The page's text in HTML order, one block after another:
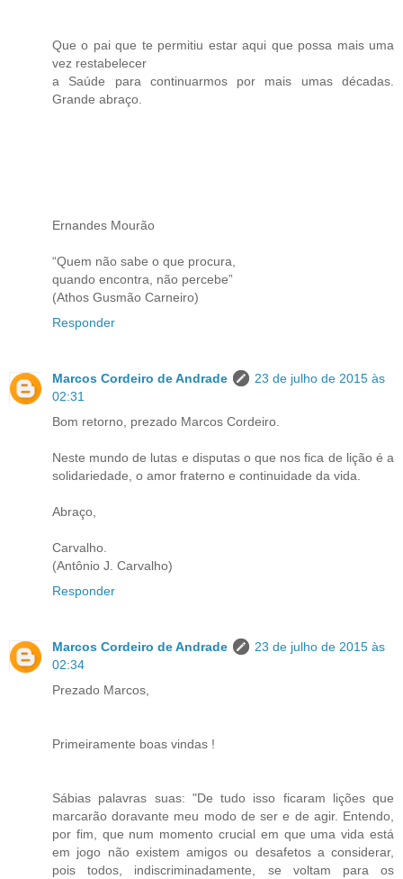
Que o pai que te permitiu estar aqui que possa mais uma
vez restabelecer
a Saúde para continuarmos por mais umas décadas.
Grande abraço.
Ernandes Mourão
“Quem não sabe o que procura,
quando encontra, não percebe”
(Athos Gusmão Carneiro)
Responder
Marcos Cordeiro de Andrade
23 de julho de 2015 às
02:31
Bom retorno, prezado Marcos Cordeiro.
Neste mundo de lutas e disputas o que nos fica de lição é a
solidariedade, o amor fraterno e continuidade da vida.
Abraço,
Carvalho.
(Antônio J. Carvalho)
Responder
Marcos Cordeiro de Andrade
23 de julho de 2015 às
02:34
Prezado Marcos,
Primeiramente boas vindas !
Sábias palavras suas: "De tudo isso ficaram lições que
marcarão doravante meu modo de ser e de agir. Entendo,
por fim, que num momento crucial em que uma vida está
em jogo não existem amigos ou desafetos a considerar,
pois todos, indiscriminadamente, se voltam para os